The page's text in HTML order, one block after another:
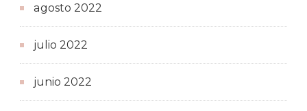
agosto 2022
julio 2022
junio 2022